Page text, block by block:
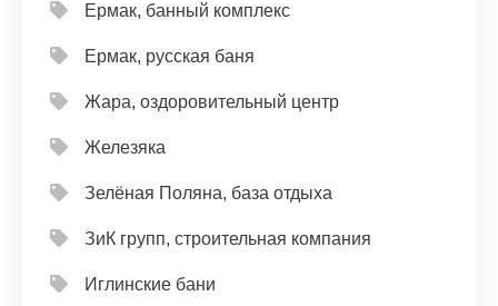
Ермак, банный комплекс
Ермак, русская баня
Жара, оздоровительный центр
Железяка
Зелёная Поляна, база отдыха
ЗиК групп, строительная компания
Иглинские бани